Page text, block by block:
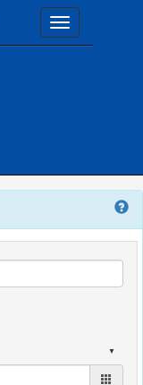
Toggle